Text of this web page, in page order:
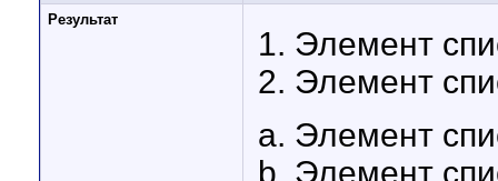
Результат
Элемент
Элемент
Элемент
Элемент